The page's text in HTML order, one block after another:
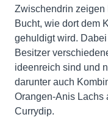
Zwischendrin zeigen
Bucht, wie dort dem
gehuldigt wird.
Besitzer
ideenreich sind und
darunter auch
Orangen-Anis Lachs
Currydip.